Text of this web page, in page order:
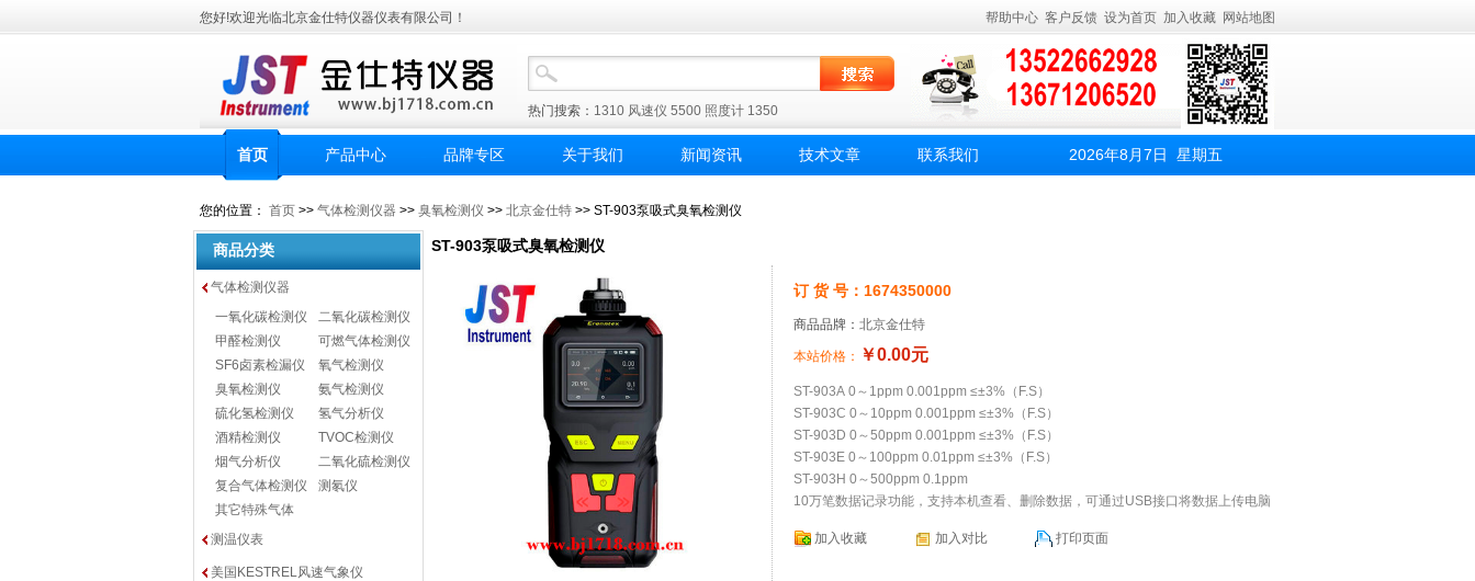
您好!欢迎光临北京金仕特仪器仪表有限公司！ 帮助中心 客户反馈 设为首页 加入收藏 网站地图
热门搜索： 1310 风速仪 5500 照度计 1350
首页 产品中心 品牌专区 关于我们 新闻资讯 技术文章 联系我们 2026年8月7日 星期五
您的位置： 首页 >> 气体检测仪器 >> 臭氧检测仪 >> 北京金仕特 >> ST-903泵吸式臭氧检测仪
商品分类
气体检测仪器
一氧化碳检测仪
二氧化碳检测仪
甲醛检测仪
可燃气体检测仪
SF6卤素检漏仪
氧气检测仪
臭氧检测仪
氨气检测仪
硫化氢检测仪
氢气分析仪
酒精检测仪
TVOC检测仪
烟气分析仪
二氧化硫检测仪
复合气体检测仪
测氡仪
其它特殊气体
测温仪表
美国KESTREL风速气象仪
ST-903泵吸式臭氧检测仪
订 货 号：1674350000
商品品牌： 北京金仕特
本站价格： ￥0.00元
ST-903A 0～1ppm 0.001ppm ≤±3%（F.S）
ST-903C 0～10ppm 0.001ppm ≤±3%（F.S）
ST-903D 0～50ppm 0.001ppm ≤±3%（F.S）
ST-903E 0～100ppm 0.01ppm ≤±3%（F.S）
ST-903H 0～500ppm 0.1ppm
10万笔数据记录功能，支持本机查看、删除数据，可通过USB接口将数据上传电脑
加入收藏 加入对比 打印页面